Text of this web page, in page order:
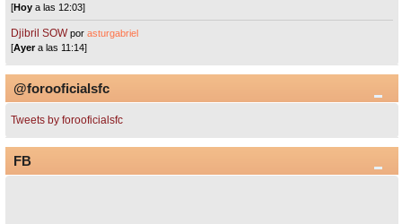
[Hoy a las 12:03]
Djibril SOW porasturgabriel
[Ayera las 11:14]
@forooficialsfc
Tweets by forooficialsfc
FB